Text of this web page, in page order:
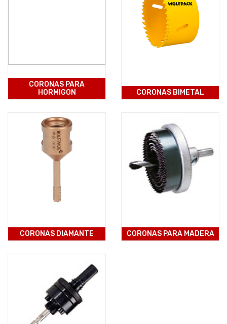
CORONAS PARA
HORMIGON
CORONAS BIMETAL
CORONAS DIAMANTE CORONAS PARA MADERA